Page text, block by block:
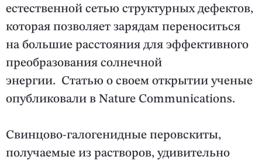
естественной сетью структурных дефектов,
которая позволяет зарядам переноситься
на большие расстояния для эффективного
преобразования солнечной
энергии. Статью о своем открытии ученые
опубликовали в Nature Communications.
Свинцово-галогенидные перовскиты,
получаемые из растворов, удивительно